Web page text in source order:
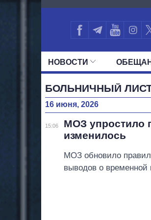
724
НОВОСТИ
ВСЕ
БОЛЬНИЧНЫЙ
16 июня, 2026
15:06
МОЗ упростило
изменилось
МОЗ обновило
выводов о временной